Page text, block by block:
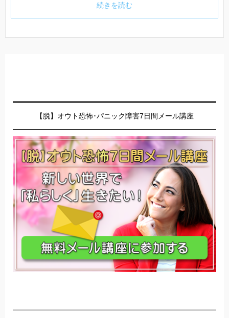
続きを読む
【脱】オウト恐怖･パニック障害7日間メール講座